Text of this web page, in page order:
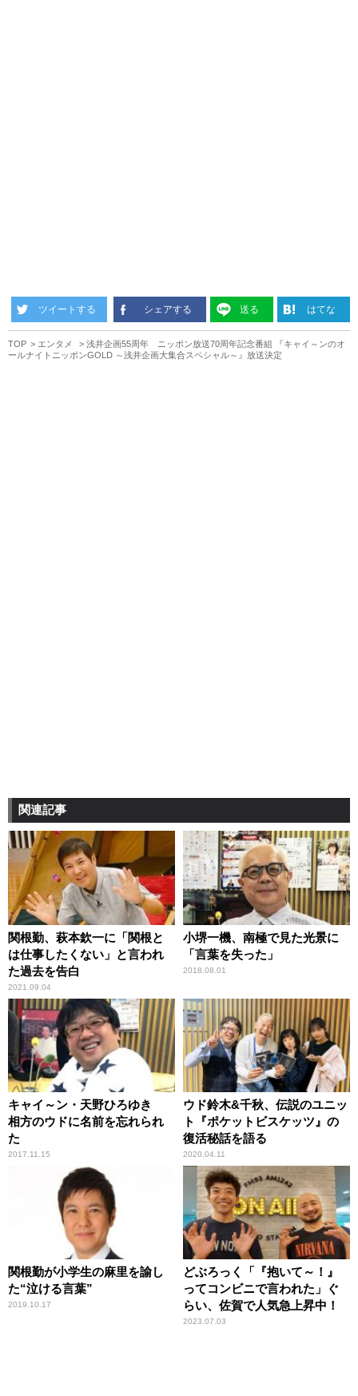
ツイートする シェアする 送る はてな
TOP エンタメ
浅井企画55周年 ニッポン放送70周年記念番組 『キャイ～ンのオ
ールナイトニッポンGOLD ～浅井企画大集合スペシャル～』放送決定
関連記事
関根勤、萩本欽一に「関根と
は仕事したくない」と言われ
た過去を告白
2021.09.04
小堺一機、南極で見た光景に
「言葉を失った」
2018.08.01
キャイ～ン・天野ひろゆき
相方のウドに名前を忘れられ
た
2017.11.15
ウド鈴木&千秋、伝説のユニッ
ト『ポケットビスケッツ』の
復活秘話を語る
2020.04.11
関根勤が小学生の麻里を諭し
た“泣ける言葉”
2019.10.17
どぶろっく「『抱いて～！』
ってコンビニで言われた」ぐ
らい、佐賀で人気急上昇中！
2023.07.03